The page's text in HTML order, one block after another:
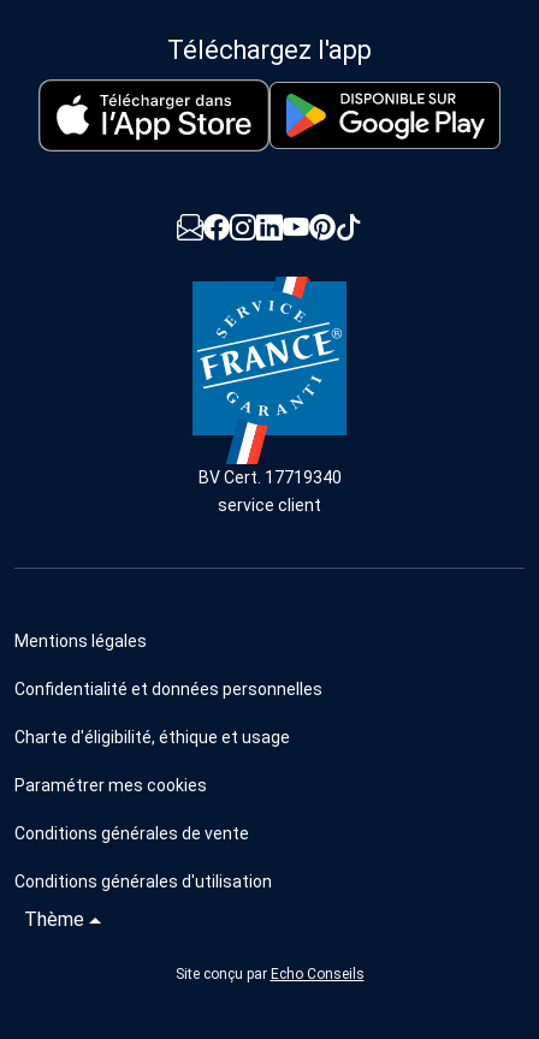
Téléchargez l'app
BV Cert. 17719340
service client
Mentions légales
Confidentialité et données personnelles
Charte d'éligibilité, éthique et usage
Paramétrer mes cookies
Conditions générales de vente
Conditions générales d'utilisation
Thème
Site conçu par Echo Conseils